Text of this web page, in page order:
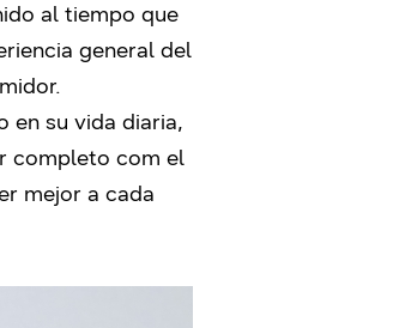
al tiempo que
general del
en su vida diaria,
completo com el
mejor a cada